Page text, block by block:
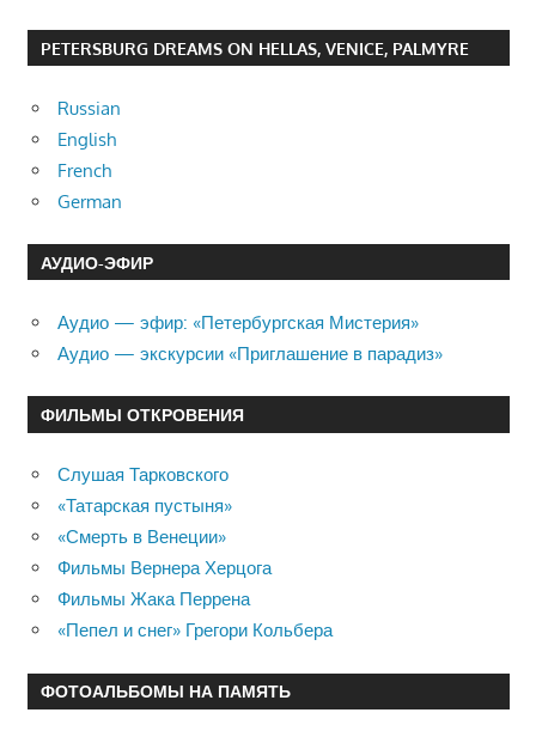
PETERSBURG DREAMS ON HELLAS, VENICE, PALMYRE
Russian
English
French
German
АУДИО-ЭФИР
Аудио — эфир: «Петербургская Мистерия»
Аудио — экскурсии «Приглашение в парадиз»
ФИЛЬМЫ ОТКРОВЕНИЯ
Слушая Тарковского
«Татарская пустыня»
«Смерть в Венеции»
Фильмы Вернера Херцога
Фильмы Жака Перрена
«Пепел и снег» Грегори Кольбера
ФОТОАЛЬБОМЫ НА ПАМЯТЬ